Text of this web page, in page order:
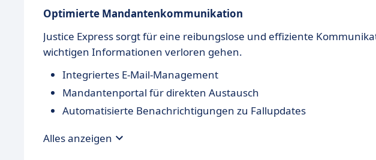
Optimierte Mandantenkommunikation
Justice Express sorgt für eine reibungslose und effiziente
wichtigen Informationen verloren gehen.
Integriertes E-Mail-Management
Mandantenportal für direkten Austausch
Automatisierte Benachrichtigungen zu Fallupdates
Alles anzeigen